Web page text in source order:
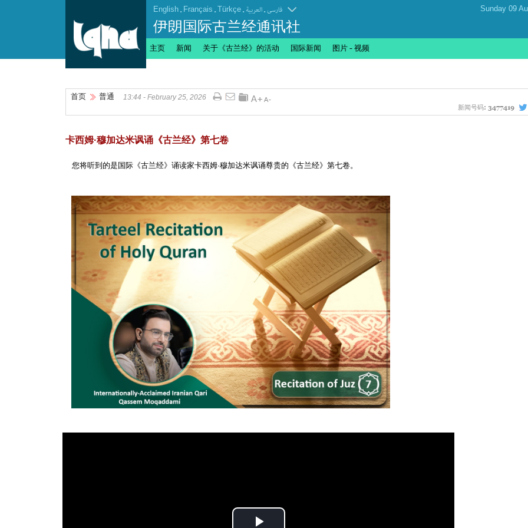
English . Français . Türkçe . العربیة.فارسی
伊朗国际古兰经通讯社
主页 新闻 关于《古兰经》的活动 国际新闻 图片 - 视频
首页 普通
13:44 - February 25, 2026
新闻号码: 3477419
卡西姆·穆加达米讽诵《古兰经》第七卷
您将听到的是国际《古兰经》诵读家卡西姆·穆加达米讽诵尊贵的《古兰经》第七卷。